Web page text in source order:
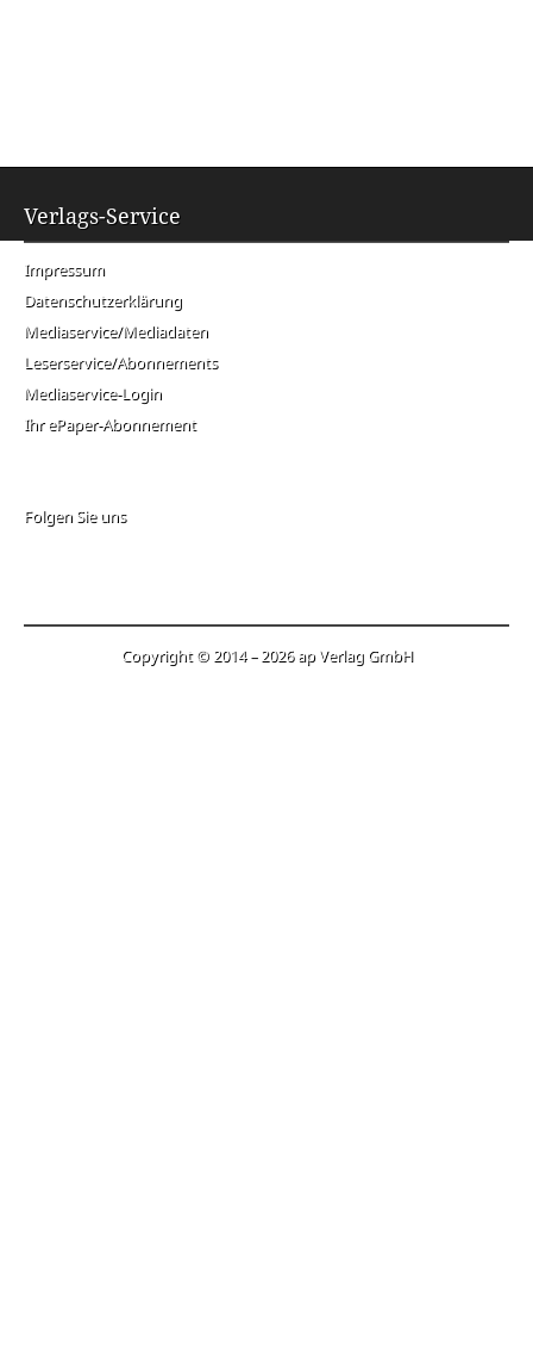
Verlags-Service
Impressum
Datenschutzerklärung
Mediaservice/Mediadaten
Leserservice/Abonnements
Mediaservice-Login
Ihr ePaper-Abonnement
Folgen Sie uns
Copyright © 2014 – 2026 ap Verlag GmbH